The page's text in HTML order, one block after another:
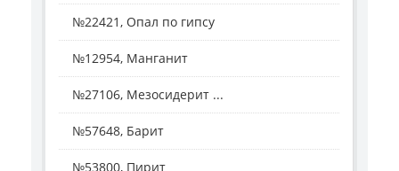
№22421, Опал по гипсу
№12954, Манганит
№27106, Мезосидерит ...
№57648, Барит
№53800, Пирит